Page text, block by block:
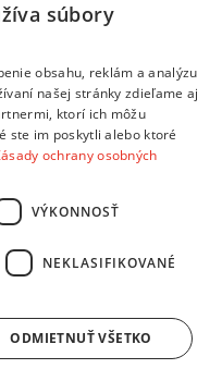
webu od
a uplatňujú sa
kuriérom
súbory
obsahu, reklám a analýzu
našej stránky zdieľame aj
ktorí ich môžu
ste im poskytli alebo ktoré
ochrany osobných
VÝKONNOSŤ
NEKLASIFIKOVANÉ
ODMIETNUŤ VŠETKO